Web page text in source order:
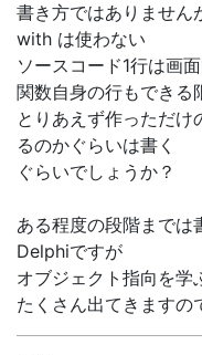
書き方ではありません
with は使わない
ソースコード1行は画
関数自身の行もできる
とりあえず作っただけ
るのかぐらいは書く
ぐらいでしょうか？
ある程度の段階までは
Delphiですが
オブジェクト指向を学
たくさん出てきますの